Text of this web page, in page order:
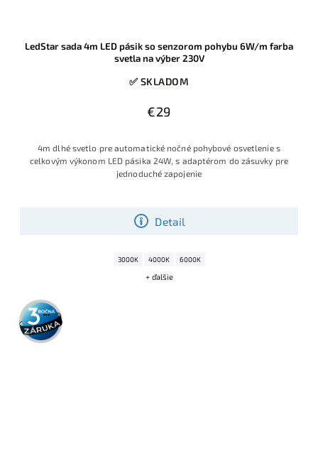
LedStar sada 4m LED pásik so senzorom pohybu 6W/m farba
svetla na výber 230V
✅ SKLADOM
€29
Detail
4m dlhé svetlo pre automatické nočné pohybové osvetlenie s
celkovým výkonom LED pásika 24W, s adaptérom do zásuvky pre
jednoduché zapojenie
3000K 4000K 6000K
+ ďalšie
3 roky
záruka